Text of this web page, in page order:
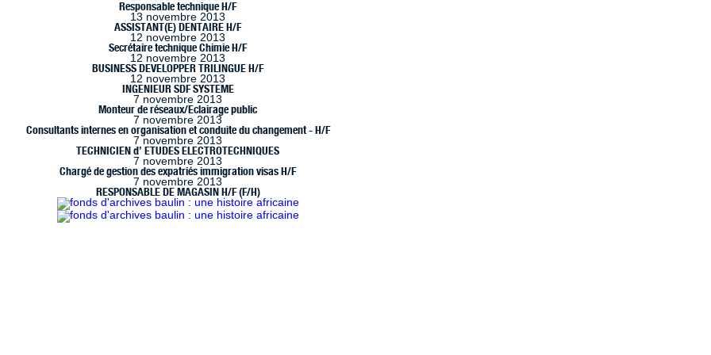
Responsable technique H/F
13 novembre 2013
ASSISTANT(E) DENTAIRE H/F
12 novembre 2013
Secrétaire technique Chimie H/F
12 novembre 2013
BUSINESS DEVELOPPER TRILINGUE H/F
12 novembre 2013
INGENIEUR SDF SYSTEME
7 novembre 2013
Monteur de réseaux/Eclairage public
7 novembre 2013
Consultants internes en organisation et conduite du changement - H/F
7 novembre 2013
TECHNICIEN d’ ETUDES ELECTROTECHNIQUES
7 novembre 2013
Chargé de gestion des expatriés immigration visas H/F
7 novembre 2013
RESPONSABLE DE MAGASIN H/F (F/H)